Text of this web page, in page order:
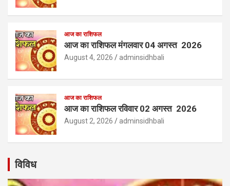
आज का राशिफल
आज का राशिफल मंगलवार 04 अगस्त 2026
August 4, 2026 adminsidhbali
आज का राशिफल
आज का राशिफल रविवार 02 अगस्त 2026
August 2, 2026 adminsidhbali
विविध